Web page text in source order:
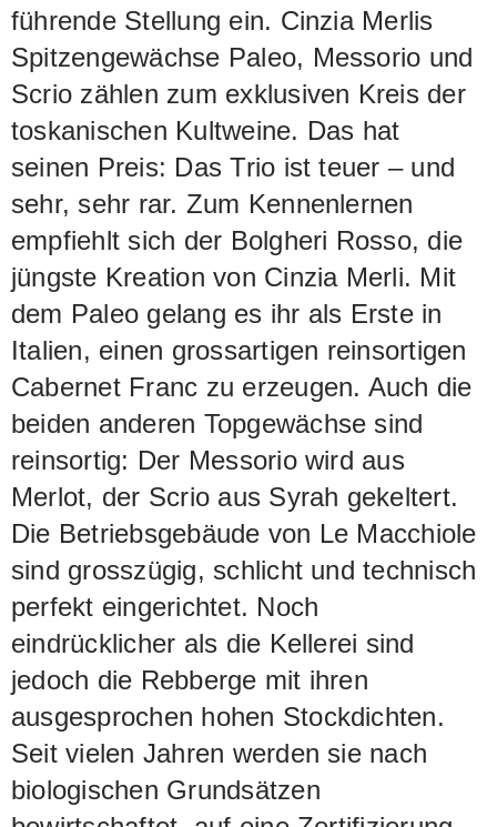
führende Stellung ein. Cinzia Merlis
Spitzengewächse Paleo, Messorio und
Scrio zählen zum exklusiven Kreis der
toskanischen Kultweine. Das hat
seinen Preis: Das Trio ist teuer – und
sehr, sehr rar. Zum Kennenlernen
empfiehlt sich der Bolgheri Rosso, die
jüngste Kreation von Cinzia Merli. Mit
dem Paleo gelang es ihr als Erste in
Italien, einen grossartigen reinsortigen
Cabernet Franc zu erzeugen. Auch die
beiden anderen Topgewächse sind
reinsortig: Der Messorio wird aus
Merlot, der Scrio aus Syrah gekeltert.
Die Betriebsgebäude von Le Macchiole
sind grosszügig, schlicht und technisch
perfekt eingerichtet. Noch
eindrücklicher als die Kellerei sind
jedoch die Rebberge mit ihren
ausgesprochen hohen Stockdichten.
Seit vielen Jahren werden sie nach
biologischen Grundsätzen